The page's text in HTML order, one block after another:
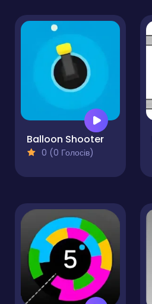
Balloon Shooter
0 (0 Голосів)